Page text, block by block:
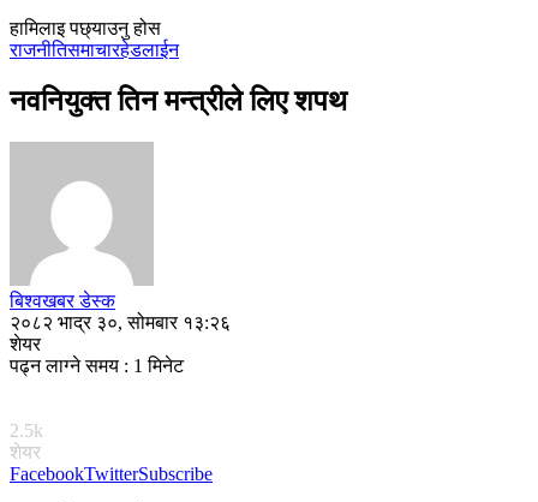
हामिलाइ पछ्याउनु होस
राजनीतिसमाचारहेडलाईन
नवनियुक्त तिन मन्त्रीले लिए शपथ
बिश्वखबर डेस्क
२०८२ भाद्र ३०, सोमबार १३:२६
शेयर
पढ्न लाग्ने समय : 1 मिनेट
2.5k
शेयर
FacebookTwitterSubscribe